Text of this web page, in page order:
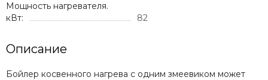
Мощность нагревателя.
кВт:
82
Описание
Бойлер косвенного нагрева с одним змеевиком может